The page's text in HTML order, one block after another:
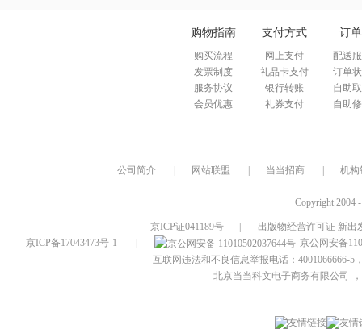
购物指南
购买流程
发票制度
服务协议
会员优惠
支付方式
网上支付
礼品卡支付
银行转账
礼券支付
订
配送
订单
自助
自助
公司简介 网站联盟 当当招商 机构
Copyright 2004
京ICP证041189号
出版物经营许可证 新出
京ICP备17043473号-1
京公网安备
互联网违法和不良信息举报电话：4001066666-5
北京当当科文电子商务有限公司